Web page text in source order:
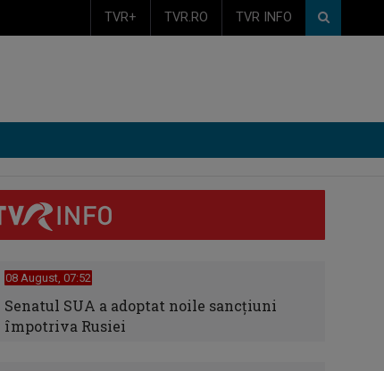
TVR+ TVR.RO TVR INFO
08 August, 07:52
Senatul SUA a adoptat noile sancţiuni
împotriva Rusiei